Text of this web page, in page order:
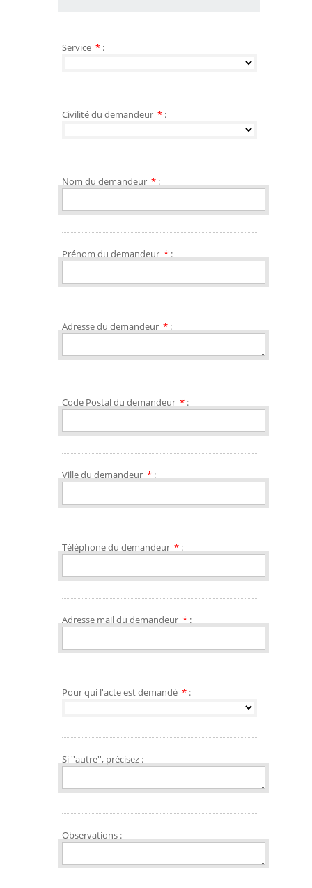
Service * :
Civilité du demandeur * :
Nom du demandeur * :
Prénom du demandeur * :
Adresse du demandeur * :
Code Postal du demandeur * :
Ville du demandeur * :
Téléphone du demandeur * :
Adresse mail du demandeur * :
Pour qui l'acte est demandé * :
Si ''autre'', précisez :
Observations :